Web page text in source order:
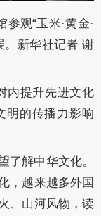
观“玉米·黄金·
新华社记者 谢
内提升先进文化
明的传播力影响
了解中华文化。
，越来越多外国
、山河风物，读